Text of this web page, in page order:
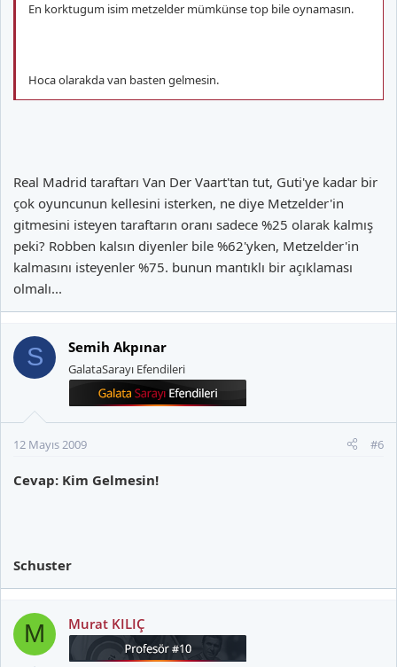
En korktugum isim metzelder mümkünse top bile oynamasın.
Hoca olarakda van basten gelmesin.
Real Madrid taraftarı Van Der Vaart'tan tut, Guti'ye kadar bir
çok oyuncunun kellesini isterken, ne diye Metzelder'in
gitmesini isteyen taraftarın oranı sadece %25 olarak kalmış
peki? Robben kalsın diyenler bile %62'yken, Metzelder'in
kalmasını isteyenler %75. bunun mantıklı bir açıklaması
olmalı...
S Semih Akpınar
GalataSarayı Efendileri
12 Mayıs 2009 #6
Cevap: Kim Gelmesin!
Schuster
M Murat KILIÇ